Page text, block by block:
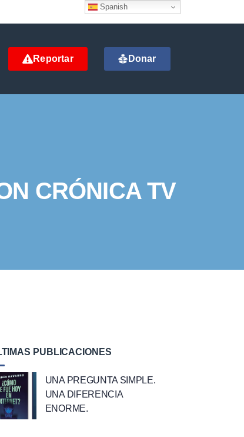
Reportar Donar
CRÓNICA TV
PUBLICACIONES
UNA PREGUNTA SIMPLE.
UNA DIFERENCIA
ENORME.
Spanish